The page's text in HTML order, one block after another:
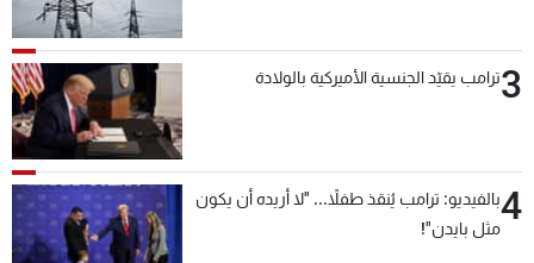
3ترامب يقيّد الجنسية الأميركية بالولادة
4بالفيديو: ترامب يُنقذ طفلاً... "لا أريده أن يكون
مثل بايدن"!